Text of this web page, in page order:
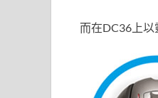
而在DC36上